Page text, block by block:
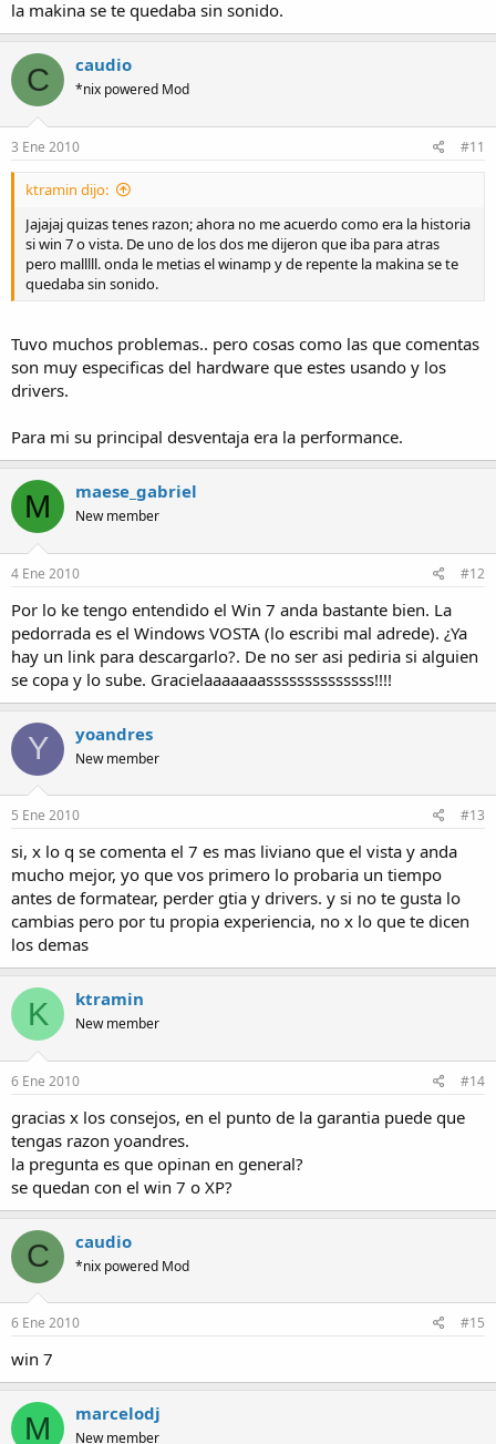
la makina se te quedaba sin sonido.
C caudio
*nix powered Mod
3 Ene 2010 #11
ktramin dijo:
Jajajaj quizas tenes razon; ahora no me acuerdo como era la historia
si win 7 o vista. De uno de los dos me dijeron que iba para atras
pero malllll. onda le metias el winamp y de repente la makina se te
quedaba sin sonido.
Tuvo muchos problemas.. pero cosas como las que comentas
son muy especificas del hardware que estes usando y los
drivers.
Para mi su principal desventaja era la performance.
M maese_gabriel
New member
4 Ene 2010 #12
Por lo ke tengo entendido el Win 7 anda bastante bien. La
pedorrada es el Windows VOSTA (lo escribi mal adrede). ¿Ya
hay un link para descargarlo?. De no ser asi pediria si alguien
se copa y lo sube. Gracielaaaaaaassssssssssssss!!!!
Y yoandres
New member
5 Ene 2010 #13
si, x lo q se comenta el 7 es mas liviano que el vista y anda
mucho mejor, yo que vos primero lo probaria un tiempo
antes de formatear, perder gtia y drivers. y si no te gusta lo
cambias pero por tu propia experiencia, no x lo que te dicen
los demas
K ktramin
New member
6 Ene 2010 #14
gracias x los consejos, en el punto de la garantia puede que
tengas razon yoandres.
la pregunta es que opinan en general?
se quedan con el win 7 o XP?
C caudio
*nix powered Mod
6 Ene 2010 #15
win 7
M marcelodj
New member